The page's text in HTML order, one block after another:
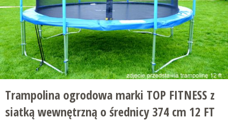
Trampolina ogrodowa marki TOP FITNESS z
siatką wewnętrzną o średnicy 374 cm 12 FT